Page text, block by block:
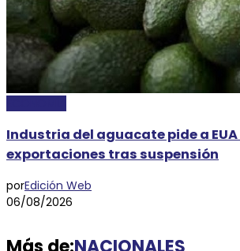
Industria del aguacate pide a
exportaciones tras suspensión
porEdición Web
06/08/2026